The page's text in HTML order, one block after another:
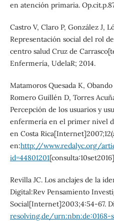
en atención primaria.
Castro V, Claro P, González J,
Representación social del rol
centro salud Cruz de
Enfermería, UdelaR; 2014.
Matamoros Quesada K,
Romero Guillén D, Torres
Percepción de los usuarios y
enfermería en el primer nivel
en Costa
en:http://www.redalyc.org/
id=44801201
Revilla JC. Los anclajes de la
Digital:Rev Pensamiento
Social[Internet]2003;4:54-67.
resolving.de/urn:nbn:de:0168-